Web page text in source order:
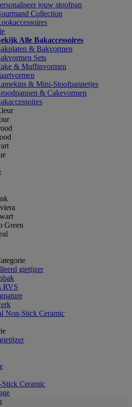
jouw stoofpan
Collection
Alle Bakaccessoires
& Bakvormen
Sets
& Muffinvormen
& Mini-Stoofpannetjes
& Cakevormen
Green
gietijzer
RVS
Non-Stick Ceramic
Ceramic